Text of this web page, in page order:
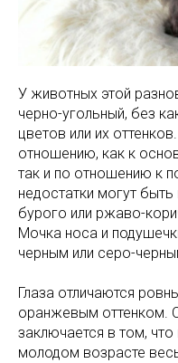
У животных этой
черно-угольный, без
цветов или их
отношению, как к
так и по отношению к
недостатки могут
бурого или ржаво-
Мочка носа и
черным или серо-
Глаза отличаются
оранжевым оттенком.
заключается в том,
молодом возрасте